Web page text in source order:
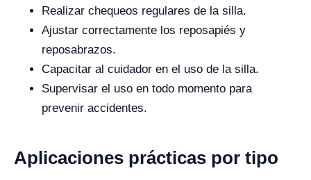
Realizar chequeos regulares de la silla.
Ajustar correctamente los reposapiés y
reposabrazos.
Capacitar al cuidador en el uso de la silla.
Supervisar el uso en todo momento para
prevenir accidentes.
Aplicaciones prácticas por tipo